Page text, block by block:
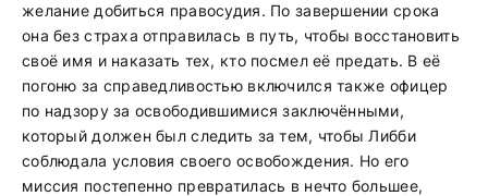
желание добиться правосудия. По завершении срока
она без страха отправилась в путь, чтобы восстановить
своё имя и наказать тех, кто посмел её предать. В её
погоню за справедливостью включился также офицер
по надзору за освободившимися заключёнными,
который должен был следить за тем, чтобы Либби
соблюдала условия своего освобождения. Но его
миссия постепенно превратилась в нечто большее,